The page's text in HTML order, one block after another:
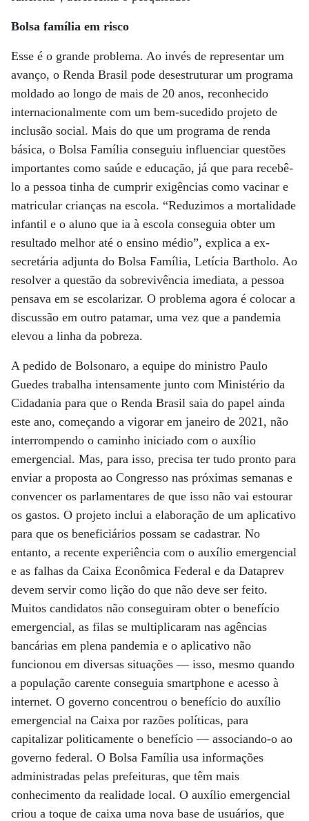
Bolsa família em risco
Esse é o grande problema. Ao invés de representar um
avanço, o Renda Brasil pode desestruturar um programa
moldado ao longo de mais de 20 anos, reconhecido
internacionalmente com um bem-sucedido projeto de
inclusão social. Mais do que um programa de renda
básica, o Bolsa Família conseguiu influenciar questões
importantes como saúde e educação, já que para recebê-
lo a pessoa tinha de cumprir exigências como vacinar e
matricular crianças na escola. “Reduzimos a mortalidade
infantil e o aluno que ia à escola conseguia obter um
resultado melhor até o ensino médio”, explica a ex-
secretária adjunta do Bolsa Família, Letícia Bartholo. Ao
resolver a questão da sobrevivência imediata, a pessoa
pensava em se escolarizar. O problema agora é colocar a
discussão em outro patamar, uma vez que a pandemia
elevou a linha da pobreza.
A pedido de Bolsonaro, a equipe do ministro Paulo
Guedes trabalha intensamente junto com Ministério da
Cidadania para que o Renda Brasil saia do papel ainda
este ano, começando a vigorar em janeiro de 2021, não
interrompendo o caminho iniciado com o auxílio
emergencial. Mas, para isso, precisa ter tudo pronto para
enviar a proposta ao Congresso nas próximas semanas e
convencer os parlamentares de que isso não vai estourar
os gastos. O projeto inclui a elaboração de um aplicativo
para que os beneficiários possam se cadastrar. No
entanto, a recente experiência com o auxílio emergencial
e as falhas da Caixa Econômica Federal e da Dataprev
devem servir como lição do que não deve ser feito.
Muitos candidatos não conseguiram obter o benefício
emergencial, as filas se multiplicaram nas agências
bancárias em plena pandemia e o aplicativo não
funcionou em diversas situações — isso, mesmo quando
a população carente conseguia smartphone e acesso à
internet. O governo concentrou o benefício do auxílio
emergencial na Caixa por razões políticas, para
capitalizar politicamente o benefício — associando-o ao
governo federal. O Bolsa Família usa informações
administradas pelas prefeituras, que têm mais
conhecimento da realidade local. O auxílio emergencial
criou a toque de caixa uma nova base de usuários, que